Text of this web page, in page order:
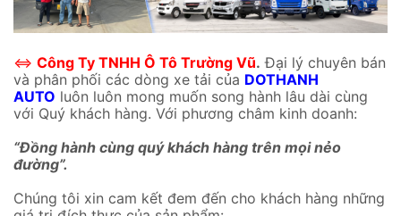
⇔ Công Ty TNHH Ô Tô Trường Vũ. Đại lý chuyên bán
và phân phối các dòng xe tải của DOTHANH
AUTO luôn luôn mong muốn song hành lâu dài cùng
với Quý khách hàng. Với phương châm kinh doanh:
“Đồng hành cùng quý khách hàng trên mọi nẻo
đường”.
Chúng tôi xin cam kết đem đến cho khách hàng những